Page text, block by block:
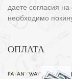
даете согласия
необходимо
ОПЛАТА